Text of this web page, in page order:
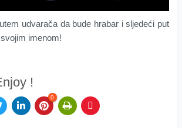
udvarača da bude hrabar i sljedeći put
imenom!
!
0